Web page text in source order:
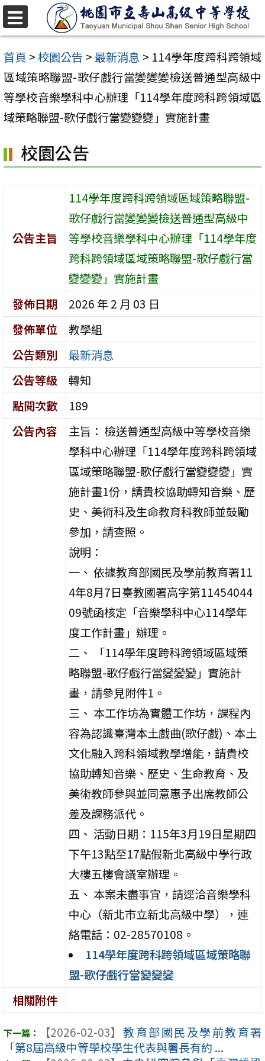
跳
至
主
要
內
容
首頁 >校園公告 >最新消息 > 114學年度跨科跨領域
區域策略聯盟-歌仔戲行當變變變檢送普通型高級中
等學校音樂學科中心辦理「114學年度跨科跨領域區
域策略聯盟-歌仔戲行當變變變」實施計畫
校園公告
公告主旨
114學年度跨科跨領域區域策略聯盟-
歌仔戲行當變變變檢送普通型高級中
等學校音樂學科中心辦理「114學年度
跨科跨領域區域策略聯盟-歌仔戲行當
變變變」實施計畫
發佈日期
2026 年 2 月 03 日
發佈單位
教學組
公告類別
最新消息
公告等級
轉知
點閱次數
189
公告內容
主旨： 檢送普通型高級中等學校音樂
學科中心辦理「114學年度跨科跨領域
區域策略聯盟-歌仔戲行當變變變」實
施計畫1份，請貴校協助轉知音樂、歷
史、美術科及生命教育科教師並鼓勵
參加，請查照。
說明：
一、 依據教育部國民及學前教育署11
4年8月7日臺教國署高字第11454044
09號函核定「音樂學科中心114學年
度工作計畫」辦理。
二、 「114學年度跨科跨領域區域策
略聯盟-歌仔戲行當變變變」實施計
畫，請參見附件1。
三、 本工作坊為實體工作坊，課程內
容為認識臺灣本土戲曲(歌仔戲)、本土
文化融入跨科領域教學增能，請貴校
協助轉知音樂、歷史、生命教育、及
美術教師參與並同意惠予出席教師公
差及課務派代。
四、 活動日期：115年3月19日星期四
下午13點至17點假新北高級中學行政
大樓五樓會議室辦理。
五、 本案未盡事宜，請逕洽音樂學科
中心（新北市立新北高級中學），連
絡電話：02-28570108。
114學年度跨科跨領域區域策略聯
盟-歌仔戲行當變變變
相關附件
【2026-02-03】 教育部國民及學前教育署
「第8屆高級中等學校學生代表與署長有約 ...
選
單